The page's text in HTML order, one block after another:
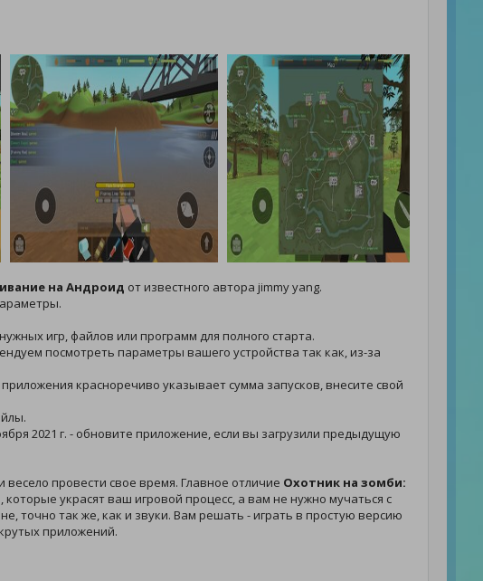
на Андроид от известного автора jimmy yang.
игр, файлов или программ для полного старта.
посмотреть параметры вашего устройства так как, из-за
красноречиво указывает сумма запусков, внесите свой
2021 г. - обновите приложение, если вы загрузили предыдущую
провести свое время. Главное отличие Охотник на зомби:
украсят ваш игровой процесс, а вам не нужно мучаться с
точно так же, как и звуки. Вам решать - играть в простую версию
приложений.